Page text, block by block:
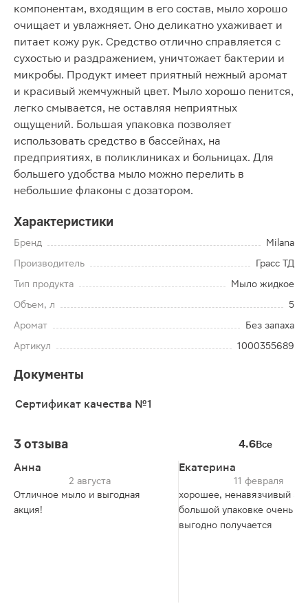
компонентам, входящим в его состав, мыло хорошо
очищает и увлажняет. Оно деликатно ухаживает и
питает кожу рук. Средство отлично справляется с
сухостью и раздражением, уничтожает бактерии и
микробы. Продукт имеет приятный нежный аромат
и красивый жемчужный цвет. Мыло хорошо пенится,
легко смывается, не оставляя неприятных
ощущений. Большая упаковка позволяет
использовать средство в бассейнах, на
предприятиях, в поликлиниках и больницах. Для
большего удобства мыло можно перелить в
небольшие флаконы с дозатором.
Характеристики
Бренд
Milana
Производитель
Грасс ТД
Тип продукта
Мыло жидкое
Объем, л
5
Аромат
Без запаха
Артикул
1000355689
Документы
Сертификат качества №1
3 отзыва 4.6Все
Анна
2 августа
Отличное мыло и выгодная
акция!
Екатерина
11 февраля
хорошее, ненавязчивый
большой упаковке очень
выгодно получается